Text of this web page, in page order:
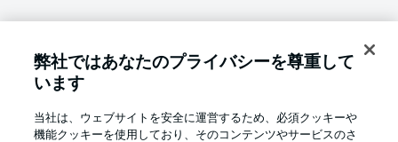
弊社ではあなたのプライバシーを尊重して
います
当社は、ウェブサイトを安全に運営するため、必須クッキーや
機能クッキーを使用しており、そのコンテンツやサービスのさ